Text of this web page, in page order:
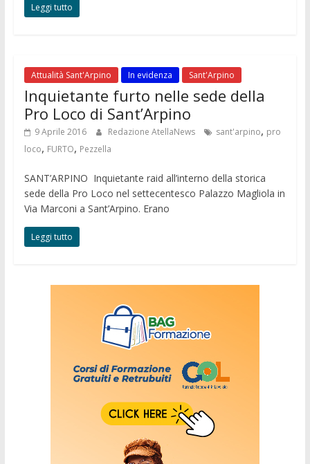
Leggi tutto
Attualità Sant'Arpino In evidenza Sant'Arpino
Inquietante furto nelle sede della
Pro Loco di Sant’Arpino
9 Aprile 2016 Redazione AtellaNews sant'arpino, pro
loco, FURTO, Pezzella
SANT’ARPINO Inquietante raid all’interno della storica
sede della Pro Loco nel settecentesco Palazzo Magliola in
Via Marconi a Sant’Arpino. Erano
Leggi tutto